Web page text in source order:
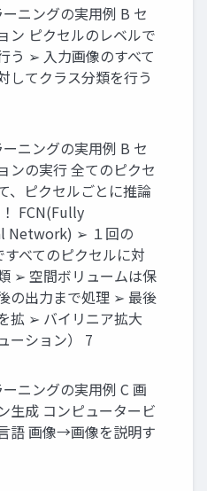
ニングの実用例 B セ
ン ピクセルのレベルで
う ➢ 入力画像のすべて
してクラス分類を行う
ニングの実用例 B セ
ンの実行 全てのピクセ
、ピクセルごとに推論
FCN(Fully
Network) ➢ １回の
べてのピクセルに対
➢ 空間ボリュームは保
の出力まで処理 ➢ 最後
拡 ➢ バイリニア拡大
ーション） 7
ニングの実用例 C 画
生成 コンピュータービ
語 画像→画像を説明す